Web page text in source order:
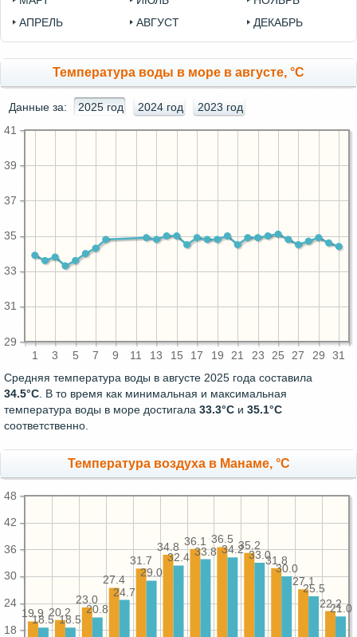
АПРЕЛЬ
АВГУСТ
ДЕКАБРЬ
Температура воды в море в августе, °C
Данные за: 2025 год 2024 год 2023 год
1 3 5 7 9 11 13 15 17 19 21 23 25 27 29 31
29
31
33
35
37
39
41
Средняя температура воды в августе 2025 года составила
34.5°C . В то время как минимальная и максимальная
температура воды в море достигала 33.3°C и 35.1°C
соответственно.
Температура воздуха в Манаме, °C
18
24
30
36
42
48
22.2
27.1
31.8
35.2
36.5
36.1
34.8
31.7
27.4
23.0
20.2
19.9 21.0
25.5
30.0
33.0
34.2
33.8
32.4
29.0
24.7
20.8
18.5
18.5